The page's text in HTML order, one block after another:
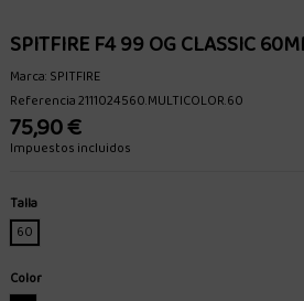
SPITFIRE F4 99 OG CLASSIC
Marca:SPITFIRE
Referencia2111024560.MULTICOLOR.60
75,90 €
Impuestos incluidos
Talla
60
Color